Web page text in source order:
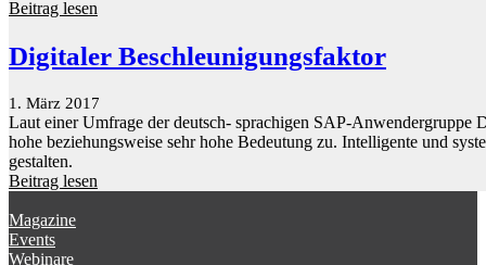
Beitrag lesen
Digitaler Beschleunigungsfaktor
1. März 2017
Laut einer Umfrage der deutsch- sprachigen SAP-Anwendergruppe
hohe beziehungsweise sehr hohe Bedeutung zu. Intelligente und
gestalten.
Beitrag lesen
Hana Sicherheit – Neue Dimensionen